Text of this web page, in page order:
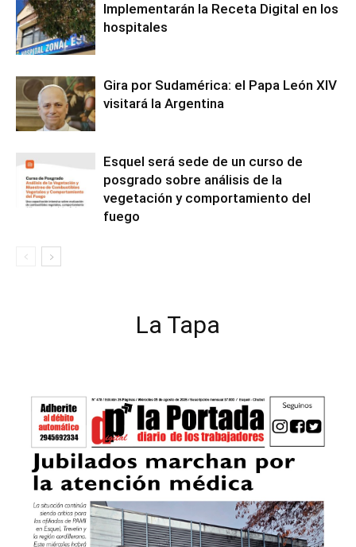
Implementarán la Receta Digital en los
hospitales
Gira por Sudamérica: el Papa León XIV
visitará la Argentina
Esquel será sede de un curso de
posgrado sobre análisis de la
vegetación y comportamiento del
fuego
La Tapa